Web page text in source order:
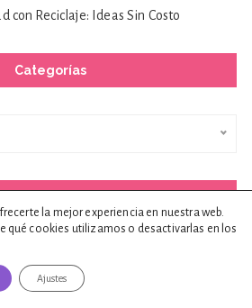
con Reciclaje: Ideas Sin Costo
Categorías
Baño
la mejor experiencia en nuestra web.
qué cookies utilizamos o desactivarlas en los
Ajustes